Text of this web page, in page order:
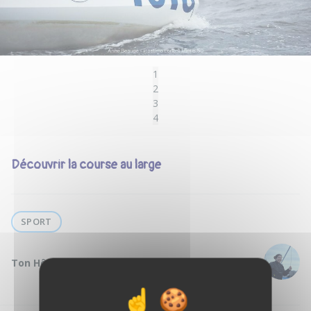
1
2
3
4
Découvrir la course au large
SPORT
Ton Hôte : Margot V.